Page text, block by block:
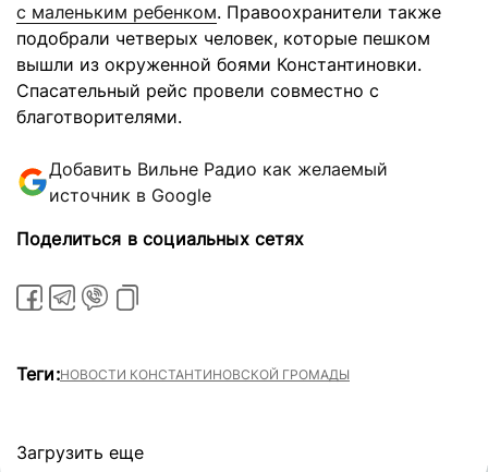
с маленьким ребенком. Правоохранители также
подобрали четверых человек, которые пешком
вышли из окруженной боями Константиновки.
Спасательный рейс провели совместно с
благотворителями.
Добавить Вильне Радио как желаемый
источник в Google
Поделиться в социальных сетях
Теги:НОВОСТИ КОНСТАНТИНОВСКОЙ ГРОМАДЫ
Загрузить еще